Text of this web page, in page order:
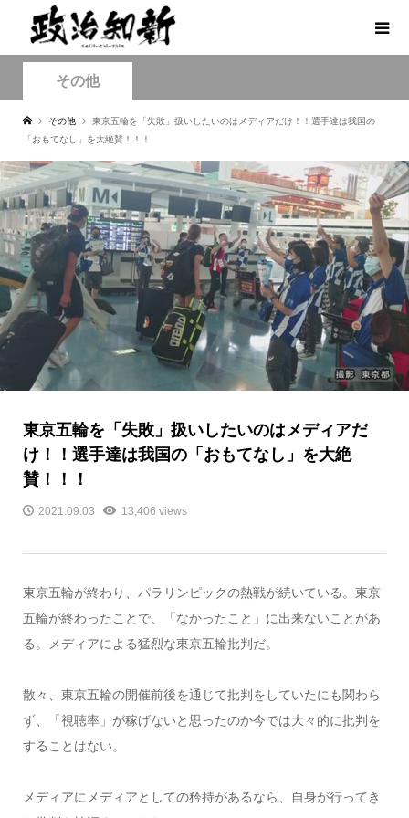
その他
その他
東京五輪を「失敗」扱いしたいのはメディアだけ！！選手達は我国の
「おもてなし」を大絶賛！！！
東京五輪を「失敗」扱いしたいのはメディアだ
け！！選手達は我国の「おもてなし」を大絶
賛！！！
2021.09.03 13,406 views
東京五輪が終わり、パラリンピックの熱戦が続いている。東京
五輪が終わったことで、「なかったこと」に出来ないことがあ
る。メディアによる猛烈な東京五輪批判だ。
散々、東京五輪の開催前後を通じて批判をしていたにも関わら
ず、「視聴率」が稼げないと思ったのか今では大々的に批判を
することはない。
メディアにメディアとしての矜持があるなら、自身が行ってき